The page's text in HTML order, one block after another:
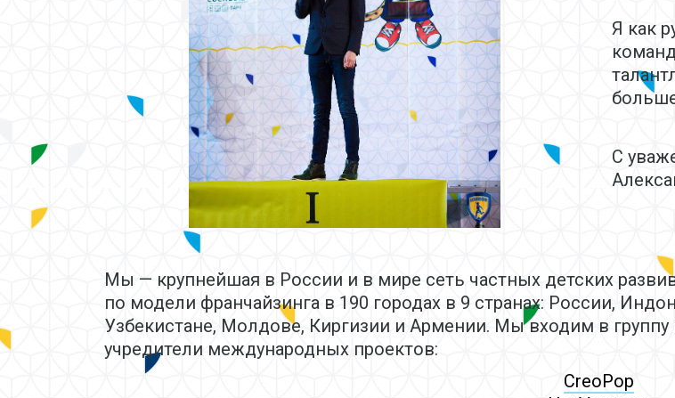
Я как
С
Мы — крупнейшая в России и в мире сеть частных детских
по модели франчайзинга в 190 городах в 9 странах: России,
Узбекистане, Молдове, Киргизии и Армении. Мы входим в
учредители международных проектов:
CreoPop